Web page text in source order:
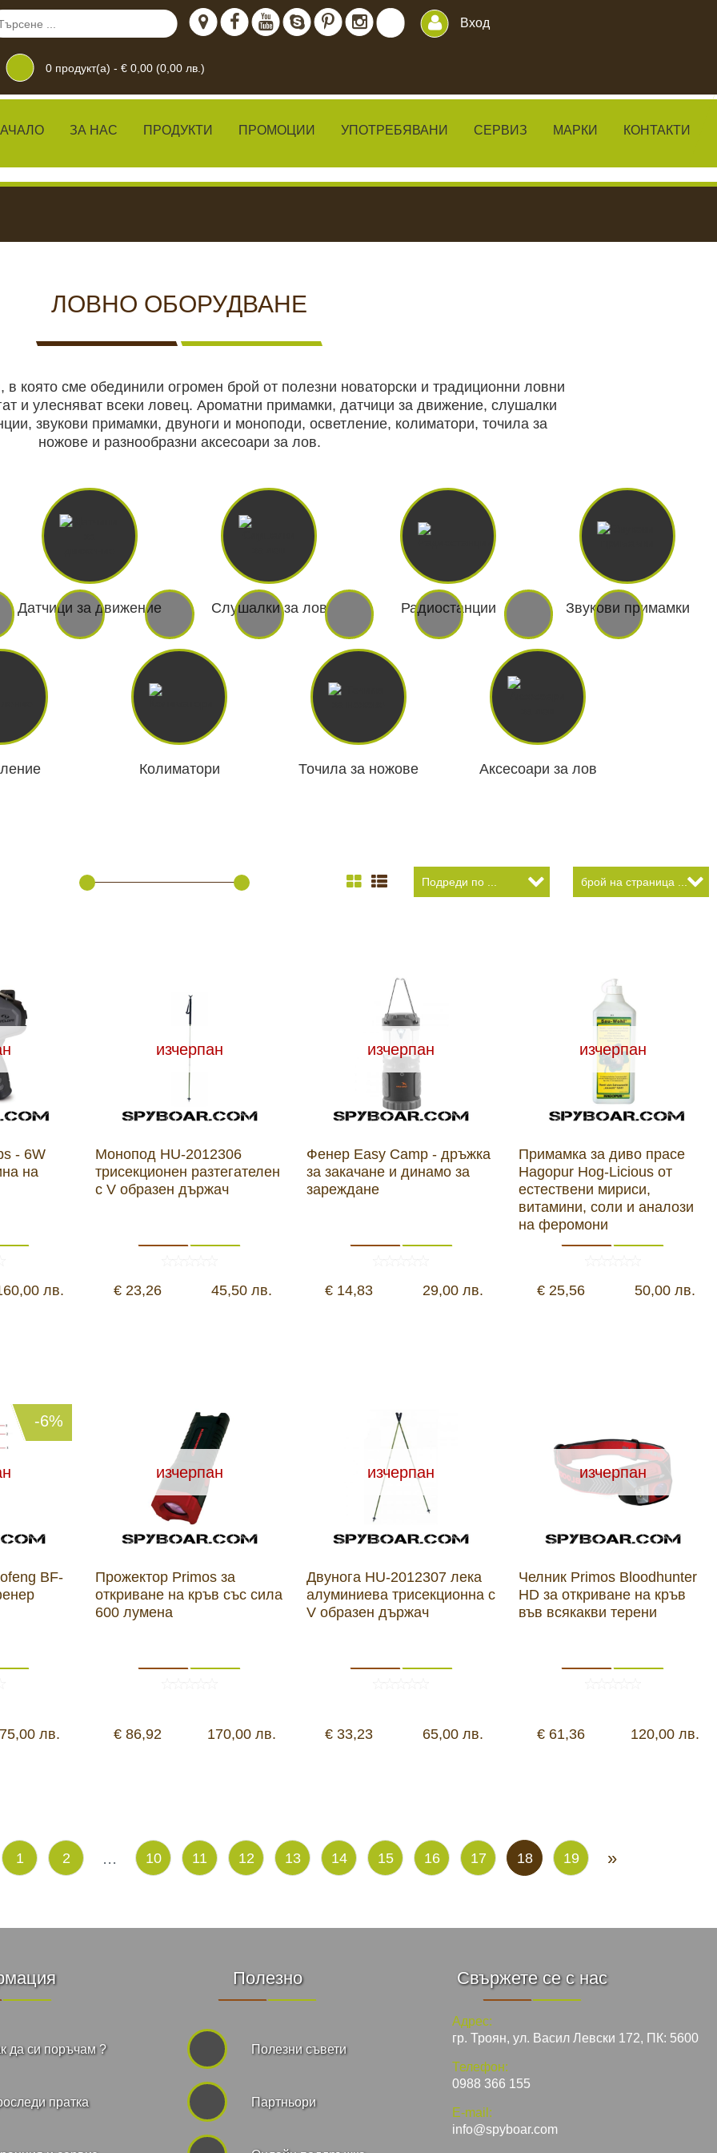
Вход
0продукт(а) - € 0,00 (0,00 лв.)
ЗА НАС ПРОДУКТИ ПРОМОЦИИ УПОТРЕБЯВАНИ СЕРВИЗ МАРКИ КОНТАКТИ
ВИДЕОНАБЛЮДЕНИЕ
САМОЗАЩИТА КЪМПИНГ И ХОБИ ЛОВНО ОБЛЕКЛО
АКУМУЛАТОРИ И БАТЕРИИ
СОЛАРНИ ПАНЕЛИ И
НОЩНО ВИЖДАНЕ
ЗА ПОДАРЪЦИ АРХИВНИ ПРОДУКТИ
ЛОВНО ОБОРУДВАНЕ
в която сме обединили огромен брой от полезни новаторски и традиционни ловни
и улесняват всеки ловец. Ароматни примамки, датчици за движение, слушалки
звукови примамки, двуноги и моноподи, осветление, колиматори, точила за
ножове и разнообразни аксесоари за лов.
Датчици за движение Слушалки за лов Радиостанции Звукови примамки
Колиматори Точила за ножове Аксесоари за лов
- 6W
на
лв.
изчерпан
Монопод HU-2012306
трисекционен разтегателен
с V образен държач
€ 23,26 45,50 лв.
изчерпан
Фенер Easy Camp - дръжка
за закачане и динамо за
зареждане
€ 14,83 29,00 лв.
изчерпан
Примамка за диво прасе
Hagopur Hog-Licious от
естествени мириси,
витамини, соли и аналози
на феромони
€ 25,56 50,00 лв.
-6%
BF-
75,00 лв.
изчерпан
Прожектор Primos за
откриване на кръв със сила
600 лумена
€ 86,92 170,00 лв.
изчерпан
Двунога HU-2012307 лека
алуминиева трисекционна с
V образен държач
€ 33,23 65,00 лв.
изчерпан
Челник Primos Bloodhunter
HD за откриване на кръв
във всякакви терени
€ 61,36 120,00 лв.
1 2 ... 10 11 12 13 14 15 16 17 18 19 »
да си поръчам ?
пратка
Полезно
Полезни съвети
Партньори
Свържете се с нас
Адрес:
гр. Троян, ул. Васил Левски 172, ПК: 5600
Телефон:
0988 366 155
E-mail:
info@spyboar.com